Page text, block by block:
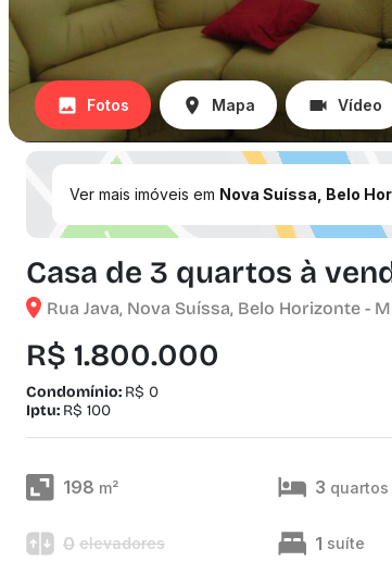
Fotos Mapa Vídeo
Ver mais imóveis em Nova Suíssa, Belo
Casa de 3 quartos à
Rua Java, Nova Suíssa, Belo Horizonte -
R$ 1.800.000
Condomínio: R$ 0
Iptu: R$ 100
198 m² 3 quartos
0 elevadores 1 suíte